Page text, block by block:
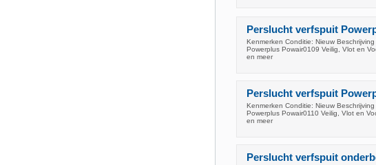
Perslucht verfspuit
Kenmerken Conditie: Nieuw
Powerplus Powair0109 Veilig, Vlot en
en meer
Perslucht verfspuit
Kenmerken Conditie: Nieuw
Powerplus Powair0110 Veilig, Vlot en
en meer
Perslucht verfspuit